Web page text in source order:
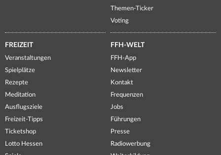
Themen-Ticker
Voting
FREIZEIT
Veranstaltungen
Spielplätze
Rezepte
Meditation
Ausflugsziele
Freizeit-Tipps
Ticketshop
Lotto Hessen
FFH-WELT
FFH-App
Newsletter
Kontakt
Frequenzen
Jobs
Führungen
Presse
Radiowerbung